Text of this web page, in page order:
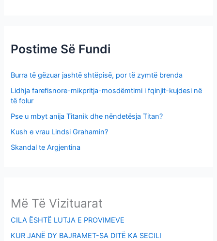
Postime Së Fundi
Burra të gëzuar jashtë shtëpisë, por të zymtë brenda
Lidhja farefisnore-mikpritja-mosdëmtimi i fqinjit-kujdesi në
të folur
Pse u mbyt anija Titanik dhe nëndetësja Titan?
Kush e vrau Lindsi Grahamin?
Skandal te Argjentina
Më Të Vizituarat
CILA ËSHTË LUTJA E PROVIMEVE
KUR JANË DY BAJRAMET-SA DITË KA SECILI